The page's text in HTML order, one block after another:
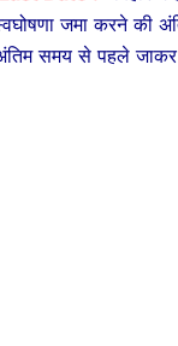
जमा करने की
अंतिम समय से पहले